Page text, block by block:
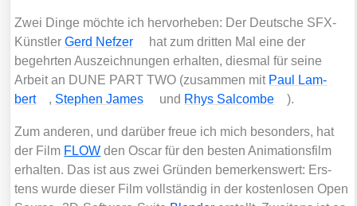
Zwei Din­ge möch­te ich her­vor­he­ben: Der Deut­sche SFX-
Künst­lerGerd Nef­zer
hat zum drit­ten Mal eine der
begehr­ten Aus­zeich­nun­gen erhal­ten, dies­mal für sei­ne
Arbeit an DUNE PART TWO (zusam­men mit Paul Lam­
bert
, Ste­phen James und Rhys Sal­com­be ).
Zum ande­ren, und dar­über freue ich mich beson­ders, hat
der Film FLOW den Oscar für den bes­ten Ani­ma­ti­ons­film
erhal­ten. Das ist aus zwei Grün­den bemer­kens­wert: Ers­
tens wur­de die­ser Film voll­stän­dig in der kos­ten­lo­sen Open